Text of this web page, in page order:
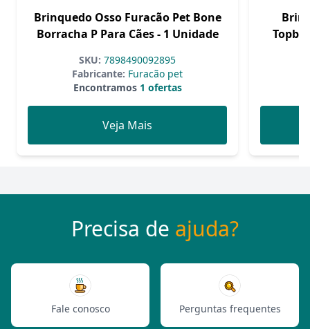
Brinquedo Osso Furacão Pet Bone
Borracha P Para Cães - 1 Unidade
SKU: 7898490092895
Fabricante: Furacão pet
Encontramos1 ofertas
Veja Mais
Precisa de ajuda?
Fale conosco Perguntas frequentes